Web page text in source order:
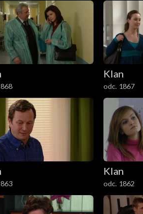
Klan
odc. 1867
Klan
odc. 1862